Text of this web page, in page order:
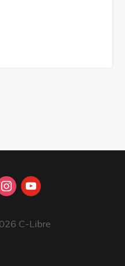
youtube
C-Libre